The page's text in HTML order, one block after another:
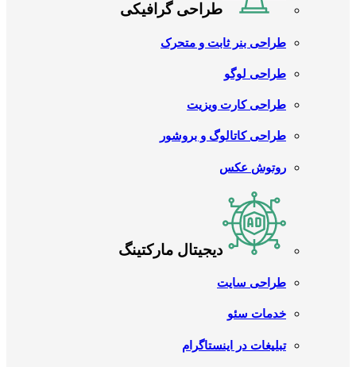
طراحی گرافیکی
طراحی بنر ثابت و متحرک
طراحی لوگو
طراحی کارت ویزیت
طراحی کاتالوگ و بروشور
روتوش عکس
دیجیتال مارکتینگ
طراحی سایت
خدمات سئو
تبلیغات در اینستاگرام